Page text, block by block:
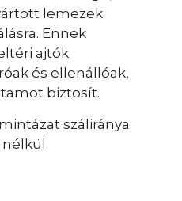
lemezek
Ennek
ajtók
és ellenállóak,
biztosít.
száliránya
nélkül